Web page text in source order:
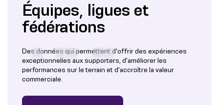
Équipes, ligues et
fédérations
Des données qui permettent d'offrir des expériences
exceptionnelles aux supporters, d'améliorer les
performances sur le terrain et d'accroître la valeur
commerciale.